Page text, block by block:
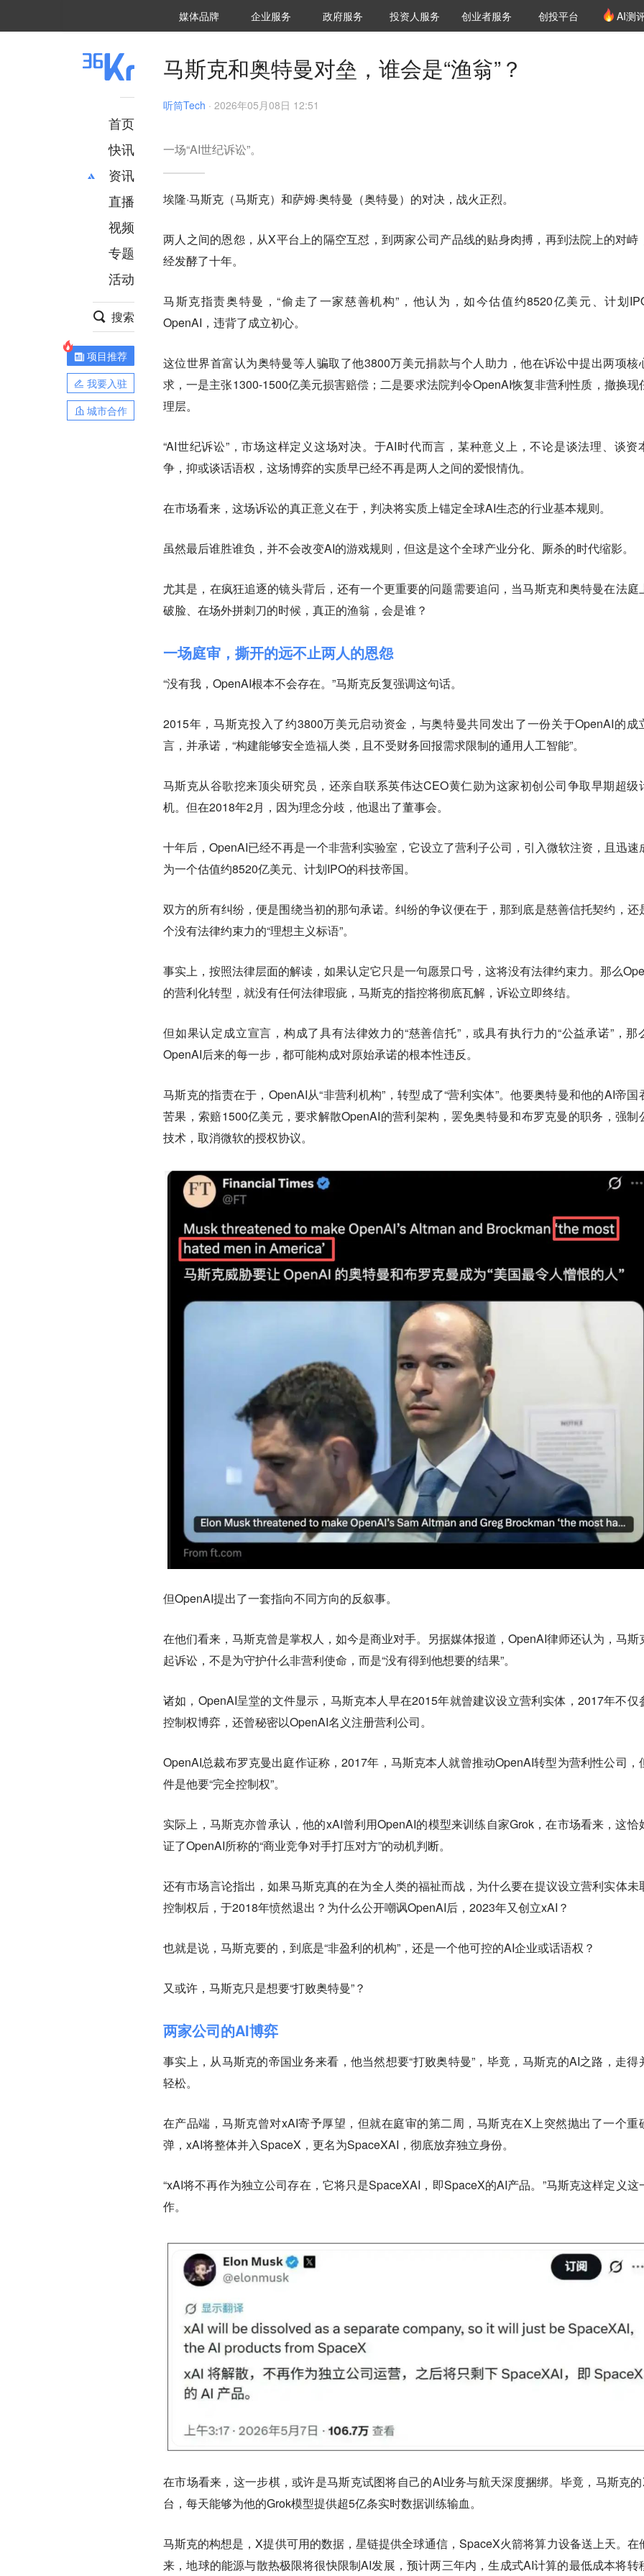
媒体品牌 36Kr研究院
企业服务 城市之窗
政府服务 VClub投资机构库
投资机构职位推介
投资人服务 创投氪堂
创业者服务 创投平台 AI测
首页
快讯
资讯
推荐
财经
项目推荐
安徽
直播
视频
专题
活动
搜索
项目推荐
我要入驻
城市合作
马斯克和奥特曼对垒，谁会是“渔翁”？
听筒Tech · 2026年05月08日 12:51
一场“AI世纪诉讼”。
埃隆·马斯克（马斯克）和萨姆·奥特曼（奥特曼）的对决，战火正烈。
两人之间的恩怨，从X平台上的隔空互怼，到两家公司产品线的贴身肉搏，再到法院上的对峙
经发酵了十年。
马斯克指责奥特曼，“偷走了一家慈善机构”，他认为，如今估值约8520亿美元、计划
OpenAI，违背了成立初心。
这位世界首富认为奥特曼等人骗取了他3800万美元捐款与个人助力，他在诉讼中提出两项核
求，一是主张1300-1500亿美元损害赔偿；二是要求法院判令OpenAI恢复非营利性质，撤换现
理层。
“AI世纪诉讼”，市场这样定义这场对决。于AI时代而言，某种意义上，不论是谈法理、谈资
争，抑或谈话语权，这场博弈的实质早已经不再是两人之间的爱恨情仇。
在市场看来，这场诉讼的真正意义在于，判决将实质上锚定全球AI生态的行业基本规则。
虽然最后谁胜谁负，并不会改变AI的游戏规则，但这是这个全球产业分化、厮杀的时代缩影。
尤其是，在疯狂追逐的镜头背后，还有一个更重要的问题需要追问，当马斯克和奥特曼在法庭
破脸、在场外拼刺刀的时候，真正的渔翁，会是谁？
一场庭审，撕开的远不止两人的恩怨
“没有我，OpenAI根本不会存在。”马斯克反复强调这句话。
2015年，马斯克投入了约3800万美元启动资金，与奥特曼共同发出了一份关于OpenAI的成
言，并承诺，“构建能够安全造福人类，且不受财务回报需求限制的通用人工智能”。
马斯克从谷歌挖来顶尖研究员，还亲自联系英伟达CEO黄仁勋为这家初创公司争取早期超级
机。但在2018年2月，因为理念分歧，他退出了董事会。
十年后，OpenAI已经不再是一个非营利实验室，它设立了营利子公司，引入微软注资，且迅速
为一个估值约8520亿美元、计划IPO的科技帝国。
双方的所有纠纷，便是围绕当初的那句承诺。纠纷的争议便在于，那到底是慈善信托契约，还
个没有法律约束力的“理想主义标语”。
事实上，按照法律层面的解读，如果认定它只是一句愿景口号，这将没有法律约束力。那么
的营利化转型，就没有任何法律瑕疵，马斯克的指控将彻底瓦解，诉讼立即终结。
但如果认定成立宣言，构成了具有法律效力的“慈善信托”，或具有执行力的“公益承诺”，那
OpenAI后来的每一步，都可能构成对原始承诺的根本性违反。
马斯克的指责在于，OpenAI从“非营利机构”，转型成了“营利实体”。他要奥特曼和他的AI帝国
苦果，索赔1500亿美元，要求解散OpenAI的营利架构，罢免奥特曼和布罗克曼的职务，强制
技术，取消微软的授权协议。
但OpenAI提出了一套指向不同方向的反叙事。
在他们看来，马斯克曾是掌权人，如今是商业对手。另据媒体报道，OpenAI律师还认为，马斯
起诉讼，不是为守护什么非营利使命，而是“没有得到他想要的结果”。
诸如，OpenAI呈堂的文件显示，马斯克本人早在2015年就曾建议设立营利实体，2017年不仅
控制权博弈，还曾秘密以OpenAI名义注册营利公司。
OpenAI总裁布罗克曼出庭作证称，2017年，马斯克本人就曾推动OpenAI转型为营利性公司，
件是他要“完全控制权”。
实际上，马斯克亦曾承认，他的xAI曾利用OpenAI的模型来训练自家Grok，在市场看来，这恰
证了OpenAI所称的“商业竞争对手打压对方”的动机判断。
还有市场言论指出，如果马斯克真的在为全人类的福祉而战，为什么要在提议设立营利实体未
控制权后，于2018年愤然退出？为什么公开嘲讽OpenAI后，2023年又创立xAI？
也就是说，马斯克要的，到底是“非盈利的机构”，还是一个他可控的AI企业或话语权？
又或许，马斯克只是想要“打败奥特曼”？
两家公司的AI博弈
事实上，从马斯克的帝国业务来看，他当然想要“打败奥特曼”，毕竟，马斯克的AI之路，走得
轻松。
在产品端，马斯克曾对xAI寄予厚望，但就在庭审的第二周，马斯克在X上突然抛出了一个重
弹，xAI将整体并入SpaceX，更名为SpaceXAI，彻底放弃独立身份。
“xAI将不再作为独立公司存在，它将只是SpaceXAI，即SpaceX的AI产品。”马斯克这样定义这
作。
在市场看来，这一步棋，或许是马斯克试图将自己的AI业务与航天深度捆绑。毕竟，马斯克
台，每天能够为他的Grok模型提供超5亿条实时数据训练输血。
马斯克的构想是，X提供可用的数据，星链提供全球通信，SpaceX火箭将算力设备送上天。在
来，地球的能源与散热极限将很快限制AI发展，预计两三年内，生成式AI计算的最低成本将转